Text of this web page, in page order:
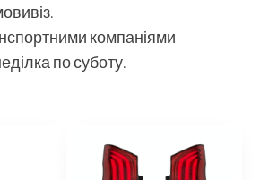
компаніями
по суботу.